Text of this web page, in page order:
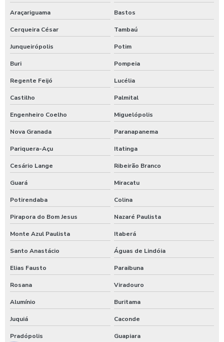
Araçariguama Bastos
Cerqueira César Tambaú
Junqueirópolis Potim
Buri Pompeia
Regente Feijó Lucélia
Castilho Palmital
Engenheiro Coelho Miguelópolis
Nova Granada Paranapanema
Pariquera-Açu Itatinga
Cesário Lange Ribeirão Branco
Guará Miracatu
Potirendaba Colina
Pirapora do Bom Jesus Nazaré Paulista
Monte Azul Paulista Itaberá
Santo Anastácio Águas de Lindóia
Elias Fausto Paraibuna
Rosana Viradouro
Alumínio Buritama
Juquiá Caconde
Pradópolis Guapiara